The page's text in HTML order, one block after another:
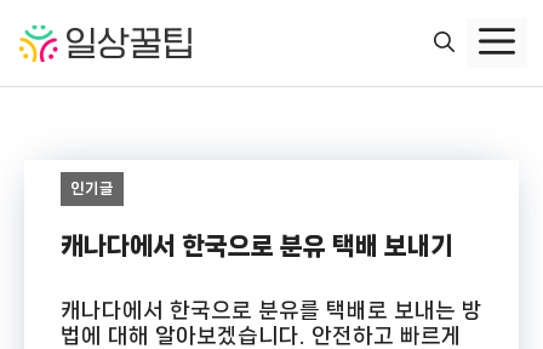
인기글
캐나다에서 한국으로 분유 택배 보내기
캐나다에서 한국으로 분유를 택배로 보내는 방
법에 대해 알아보겠습니다. 안전하고 빠르게